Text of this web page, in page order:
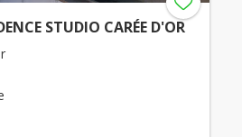
STUDIO CARÉE D'OR